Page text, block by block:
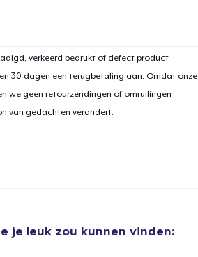
verkeerd bedrukt of defect product
30 dagen een terugbetaling aan. Omdat onze
we geen retourzendingen of omruilingen
van gedachten verandert.
je leuk zou kunnen vinden:
door naar de Kassa